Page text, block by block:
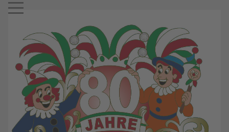
Mobile Menu Toggle